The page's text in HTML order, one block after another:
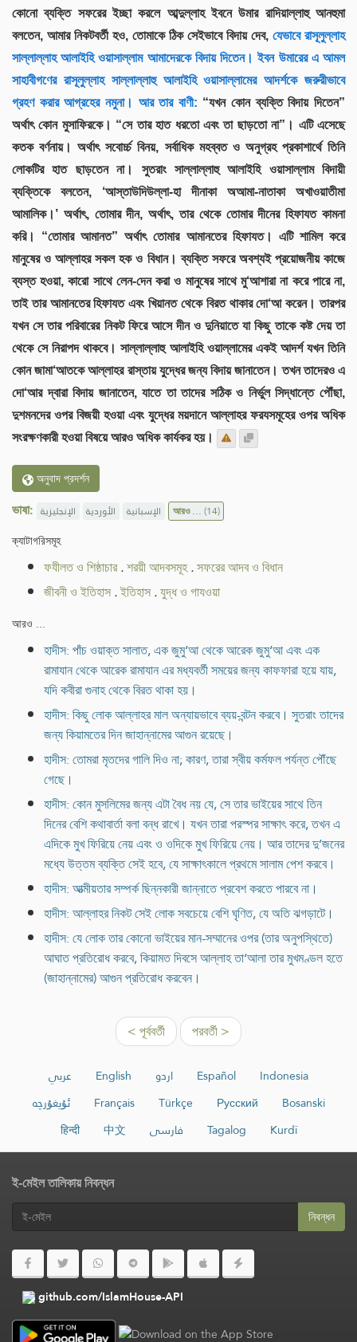
কোনো ব্যক্তি সফরের ইচ্ছা করলে আব্দুল্লাহ ইবনে উমার রাদিয়াল্লাহু আনহুমা
বলতেন, আমার নিকটবর্তী হও, তোমাকে ঠিক সেইভাবে বিদায় দেব, যেভাবে রাসূলুল্লাহ
সাল্লাল্লাহ আলাইহি ওয়াসাল্লাম আমাদেরকে বিদায় দিতেন। ইবন উমারের এ আমল
সাহাবীগণের রাসূলুল্লাহ সাল্লাল্লাহু আলাইহি ওয়াসাল্লামের আদর্শকে জরুরীভাবে
গ্রহণ করার আগ্রহের নমুনা। আর তার বাণী: “যখন কোন ব্যক্তি বিদায় দিতেন”
অর্থাৎ কোন মুসাফিরকে। “সে তার হাত ধরতো এবং তা ছাড়তো না”। এটি এসেছে
কতক বর্ণনায়। অর্থাৎ সবোর্চ্চ বিনয়, সর্বাধিক মহব্বত ও অনুগ্রহ প্রকাশার্থে তিনি
লোকটির হাত ছাড়তেন না। সুতরাং সাল্লাল্লাহু আলাইহি ওয়াসাল্লাম বিদায়ী
ব্যক্তিকে বলতেন, ‘আস্তাউদিউল্লা-হা দীনাকা অআমা-নাতাকা অখাওয়াতীমা
আমালিক।’ অর্থাৎ, তোমার দীন, অর্থাৎ, তার থেকে তোমার দীনের হিফাযত কামনা
করি। “তোমার আমানত” অর্থাৎ তোমার আমানতের হিফাযত। এটি শামিল করে
মানুষের ও আল্লাহর সকল হক ও বিধান। ব্যক্তি সফরে অবশ্যই প্রয়োজনীয় কাজে
ব্যস্ত হওয়া, কারো সাথে লেন-দেন করা ও মানুষের সাথে মু‘আশারা না করে পারে না,
তাই তার আমানতের হিফাযত এবং খিয়ানত থেকে বিরত থাকার দো‘আ করেন। তারপর
যখন সে তার পরিবারের নিকট ফিরে আসে দীন ও দুনিয়াতে যা কিছু তাকে কষ্ট দেয় তা
থেকে সে নিরাপদ থাকবে। সাল্লাল্লাহু আলাইহি ওয়াল্লামের একই আদর্শ যখন তিনি
কোন জামা‘আতকে আল্লাহর রাস্তায় যুদ্ধের জন্য বিদায় জানাতেন। তখন তাদেরও এ
দো‘আর দ্বারা বিদায় জানাতেন, যাতে তা তাদের সঠিক ও নির্ভুল সিদ্ধান্তে পৌঁছা,
দুশমনদের ওপর বিজয়ী হওয়া এবং যুদ্ধের ময়দানে আল্লাহর ফরযসমূহের ওপর অধিক
সংরক্ষণকারী হওয়া বিষয়ে আরও অধিক কার্যকর হয়।
অনুবাদ প্রদর্শন
ভাষা: الإنجليزية الأوردية الإسبانية আরও ...(14)
ক্যাটাগরিসমূহ
ফযীলত ও শিষ্ঠাচার.শরয়ী আদবসমূহ.সফরের আদব ও বিধান
জীবনী ও ইতিহাস.ইতিহাস.যুদ্ধ ও গাযওয়া
আরও ...
হাদীস: পাঁচ ওয়াক্ত সালাত, এক জুমু‘আ থেকে আরেক জুমু‘আ এবং এক
রামাযান থেকে আরেক রামাযান এর মধ্যবর্তী সময়ের জন্য কাফফারা হয়ে যায়,
যদি কবীরা গুনাহ থেকে বিরত থাকা হয়।
হাদীস: কিছু লোক আল্লাহর মাল অন্যায়ভাবে ব্যয়-বন্টন করবে। সুতরাং তাদের
জন্য কিয়ামতের দিন জাহান্নামের আগুন রয়েছে।
হাদীস: তোমরা মৃতদের গালি দিও না; কারণ, তারা স্বীয় কর্মফল পর্যন্ত পৌঁছে
গেছে।
হাদীস: কোন মুসলিমের জন্য এটা বৈধ নয় যে, সে তার ভাইয়ের সাথে তিন
দিনের বেশি কথাবার্তা বলা বন্ধ রাখে। যখন তারা পরস্পর সাক্ষাৎ করে, তখন এ
এদিকে মুখ ফিরিয়ে নেয় এবং ও ওদিকে মুখ ফিরিয়ে নেয়। আর তাদের দু’জনের
মধ্যে উত্তম ব্যক্তি সেই হবে, যে সাক্ষাৎকালে প্রথমে সালাম পেশ করবে।
হাদীস: আত্মীয়তার সম্পর্ক ছিন্নকারী জান্নাতে প্রবেশ করতে পারবে না।
হাদীস: আল্লাহর নিকট সেই লোক সবচেয়ে বেশি ঘৃণিত, যে অতি ঝগড়াটে।
হাদীস: যে লোক তার কোনো ভাইয়ের মান-সম্মানের ওপর (তার অনুপস্থিতে)
আঘাত প্রতিরোধ করবে, কিয়ামত দিবসে আল্লাহ তা‘আলা তার মুখমণ্ডল হতে
(জাহান্নামের) আগুন প্রতিরোধ করবেন।
< পূর্ববর্তী পরবর্তী >
عربي English اردو Español
Indonesia
ئۇيغۇرچە
Français Türkçe Русский
Bosanski
हिन्दी
中文 فارسی Tagalog Kurdî
ই-মেইল তালিকায় নিবন্ধন
নিবন্ধন
github.com/IslamHouse-API